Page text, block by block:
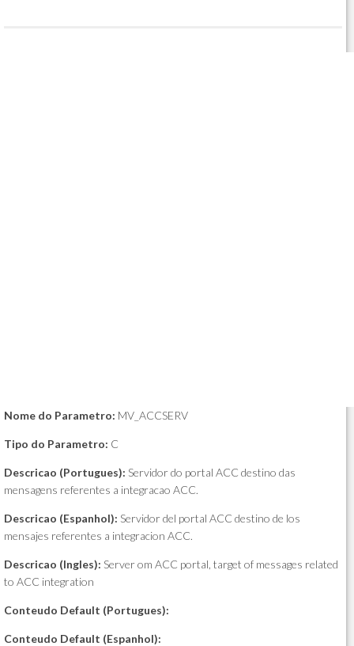
Nome do Parametro: MV_ACCSERV
Tipo do Parametro: C
Descricao (Portugues): Servidor do portal ACC destino das
mensagens referentes a integracao ACC.
Descricao (Espanhol): Servidor del portal ACC destino de los
mensajes referentes a integracion ACC.
Descricao (Ingles): Server om ACC portal, target of messages related
to ACC integration
Conteudo Default (Portugues):
Conteudo Default (Espanhol):